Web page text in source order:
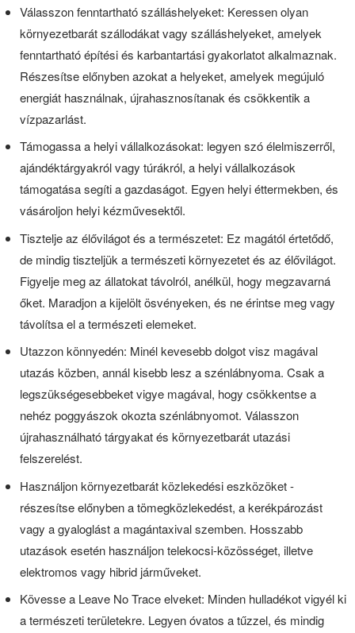
Válasszon fenntartható szálláshelyeket: Keressen olyan
környezetbarát szállodákat vagy szálláshelyeket, amelyek
fenntartható építési és karbantartási gyakorlatot alkalmaznak.
Részesítse előnyben azokat a helyeket, amelyek megújuló
energiát használnak, újrahasznosítanak és csökkentik a
vízpazarlást.
Támogassa a helyi vállalkozásokat: legyen szó élelmiszerről,
ajándéktárgyakról vagy túrákról, a helyi vállalkozások
támogatása segíti a gazdaságot. Egyen helyi éttermekben, és
vásároljon helyi kézművesektől.
Tisztelje az élővilágot és a természetet: Ez magától értetődő,
de mindig tiszteljük a természeti környezetet és az élővilágot.
Figyelje meg az állatokat távolról, anélkül, hogy megzavarná
őket. Maradjon a kijelölt ösvényeken, és ne érintse meg vagy
távolítsa el a természeti elemeket.
Utazzon könnyedén: Minél kevesebb dolgot visz magával
utazás közben, annál kisebb lesz a szénlábnyoma. Csak a
legszükségesebbeket vigye magával, hogy csökkentse a
nehéz poggyászok okozta szénlábnyomot. Válasszon
újrahasználható tárgyakat és környezetbarát utazási
felszerelést.
Használjon környezetbarát közlekedési eszközöket -
részesítse előnyben a tömegközlekedést, a kerékpározást
vagy a gyaloglást a magántaxival szemben. Hosszabb
utazások esetén használjon telekocsi-közösséget, illetve
elektromos vagy hibrid járműveket.
Kövesse a Leave No Trace elveket: Minden hulladékot vigyél ki
a természeti területekre. Legyen óvatos a tűzzel, és mindig